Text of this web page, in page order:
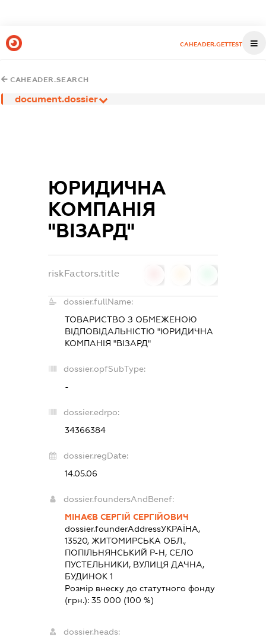
CAHEADER.GETTEST
CAHEADER.SEARCH
document.dossier
ЮРИДИЧНА
КОМПАНІЯ
"ВІЗАРД"
riskFactors.title
dossier.fullName:
ТОВАРИСТВО З ОБМЕЖЕНОЮ
ВІДПОВІДАЛЬНІСТЮ "ЮРИДИЧНА
КОМПАНІЯ "ВІЗАРД"
dossier.opfSubType:
-
dossier.edrpo:
34366384
dossier.regDate:
14.05.06
dossier.foundersAndBenef:
МІНАЄВ СЕРГІЙ СЕРГІЙОВИЧ
dossier.founderAddressУКРАЇНА,
13520, ЖИТОМИРСЬКА ОБЛ.,
ПОПІЛЬНЯНСЬКИЙ Р-Н, СЕЛО
ПУСТЕЛЬНИКИ, ВУЛИЦЯ ДАЧНА,
БУДИНОК 1
Розмір внеску до статутного фонду
(грн.): 35 000 (100 %)
dossier.heads: